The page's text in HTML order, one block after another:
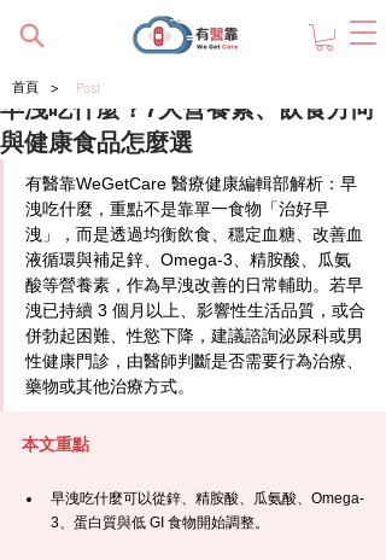
早洩吃什麼？7大營養素、飲食方向
與健康食品怎麼選
有醫靠WeGetCare 醫療健康編輯部解析：早
洩吃什麼，重點不是靠單一食物「治好早
洩」，而是透過均衡飲食、穩定血糖、改善血
液循環與補足鋅、Omega-3、精胺酸、瓜氨
酸等營養素，作為早洩改善的日常輔助。若早
洩已持續 3 個月以上、影響性生活品質，或合
併勃起困難、性慾下降，建議諮詢泌尿科或男
性健康門診，由醫師判斷是否需要行為治療、
藥物或其他治療方式。
本文重點
早洩吃什麼可以從鋅、精胺酸、瓜氨酸、Omega-
3、蛋白質與低 GI 食物開始調整。
首頁 > Post